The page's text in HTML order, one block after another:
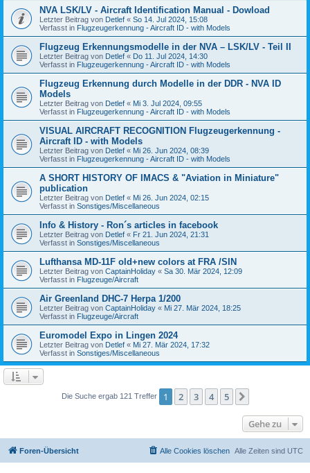
NVA LSK/LV - Aircraft Identification Manual - Dowload
Letzter Beitrag von Detlef « So 14. Jul 2024, 15:08
Verfasst in Flugzeugerkennung - Aircraft ID - with Models
Flugzeug Erkennungsmodelle in der NVA – LSK/LV - Teil II
Letzter Beitrag von Detlef « Do 11. Jul 2024, 14:30
Verfasst in Flugzeugerkennung - Aircraft ID - with Models
Flugzeug Erkennung durch Modelle in der DDR - NVA ID
Models
Letzter Beitrag von Detlef « Mi 3. Jul 2024, 09:55
Verfasst in Flugzeugerkennung - Aircraft ID - with Models
VISUAL AIRCRAFT RECOGNITION Flugzeugerkennung -
Aircraft ID - with Models
Letzter Beitrag von Detlef « Mi 26. Jun 2024, 08:39
Verfasst in Flugzeugerkennung - Aircraft ID - with Models
A SHORT HISTORY OF IMACS & "Aviation in Miniature"
publication
Letzter Beitrag von Detlef « Mi 26. Jun 2024, 02:15
Verfasst in Sonstiges/Miscellaneous
Info & History - Ron´s articles in facebook
Letzter Beitrag von Detlef « Fr 21. Jun 2024, 21:31
Verfasst in Sonstiges/Miscellaneous
Lufthansa MD-11F old+new colors at FRA /SIN
Letzter Beitrag von CaptainHoliday « Sa 30. Mär 2024, 12:09
Verfasst in Flugzeuge/Aircraft
Air Greenland DHC-7 Herpa 1/200
Letzter Beitrag von CaptainHoliday « Mi 27. Mär 2024, 18:25
Verfasst in Flugzeuge/Aircraft
Euromodel Expo in Lingen 2024
Letzter Beitrag von Detlef « Mi 27. Mär 2024, 17:32
Verfasst in Sonstiges/Miscellaneous
Die Suche ergab 121 Treffer 1 2 3 4 5
Gehe zu
Foren-Übersicht Alle Zeiten sind UTC
Alle Cookies löschen